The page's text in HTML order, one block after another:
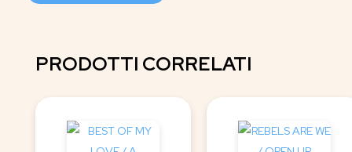
PRODOTTI CORRELATI